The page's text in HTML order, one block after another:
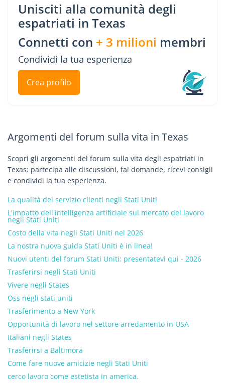
Unisciti alla comunità degli
espatriati in Texas
Connetti con + 3 milioni membri
Condividi la tua esperienza
Crea profilo
Argomenti del forum sulla vita in Texas
Scopri gli argomenti del forum sulla vita degli espatriati in
Texas: partecipa alle discussioni, fai domande, ricevi consigli
e condividi la tua esperienza.
La qualità del servizio clienti negli Stati Uniti
L'impatto dell'intelligenza artificiale sul mercato del lavoro
negli Stati Uniti
Costo della vita negli Stati Uniti nel 2026
La nostra nuova guida Stati Uniti è in linea!
Nuovi utenti del forum Stati Uniti: presentatevi qui - 2026
Trasferirsi negli Stati Uniti
Vivere negli States
Oss negli stati uniti
Trasferimento a New York
Opportunità di lavoro nel settore arredamento in USA
Italiani negli States
Trasferirsi a Baltimora
Come fare nuove amicizie negli Stati Uniti
cerco lavoro come estetista in america.